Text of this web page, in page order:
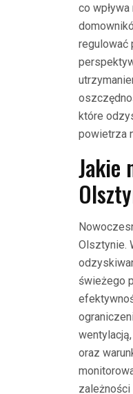
co
regulować
które
powietrza
Jakie
Olsztynie.
świeżego
oraz
zależności